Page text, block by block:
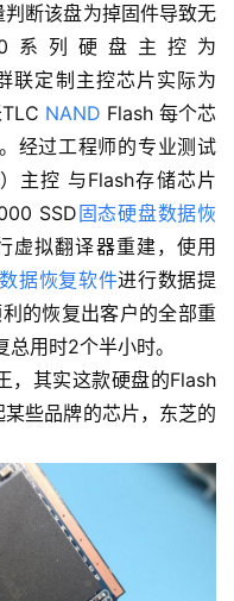
断该盘为掉固件导致无
系列硬盘主控为
联定制主控芯片实际为
NAND Flash 每个芯
经过工程师的专业测试
主控 与Flash存储芯片
SSD 固态硬盘数据恢
虚拟翻译器重建，使用
据恢复软件进行数据提
的恢复出客户的全部重
用时2个半小时。
，其实这款硬盘的Flash
些品牌的芯片，东芝的